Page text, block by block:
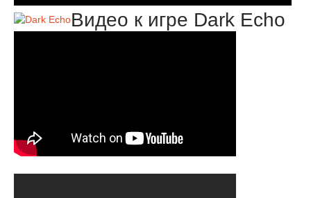
Видео к игре Dark Echo